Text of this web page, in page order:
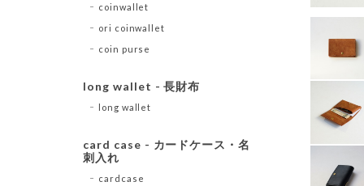
coinwallet
ori coinwallet
coin purse
long wallet - 長財布
long wallet
card case - カードケース・名
刺入れ
cardcase